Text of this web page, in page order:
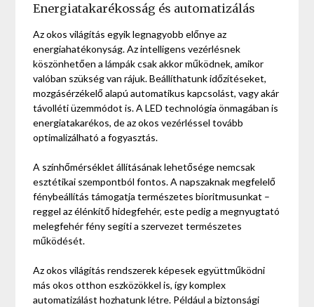
Energiatakarékosság és automatizálás
Az okos világítás egyik legnagyobb előnye az
energiahatékonyság. Az intelligens vezérlésnek
köszönhetően a lámpák csak akkor működnek, amikor
valóban szükség van rájuk. Beállíthatunk időzítéseket,
mozgásérzékelő alapú automatikus kapcsolást, vagy akár
távolléti üzemmódot is. A LED technológia önmagában is
energiatakarékos, de az okos vezérléssel tovább
optimalizálható a fogyasztás.
A színhőmérséklet állításának lehetősége nemcsak
esztétikai szempontból fontos. A napszaknak megfelelő
fénybeállítás támogatja természetes bioritmusunkat –
reggel az élénkítő hidegfehér, este pedig a megnyugtató
melegfehér fény segíti a szervezet természetes
működését.
Az okos világítás rendszerek képesek együttműködni
más okos otthon eszközökkel is, így komplex
automatizálást hozhatunk létre. Például a biztonsági